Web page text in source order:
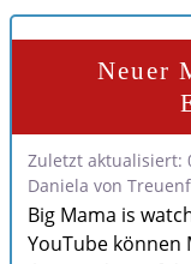
Neuer
Zuletzt aktualisiert:
Daniela von
Big Mama is
YouTube